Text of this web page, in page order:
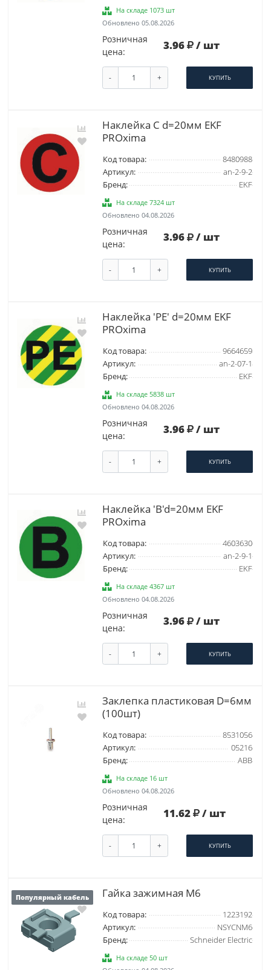
На складе 1073 шт
Обновлено 05.08.2026
Розничная
цена:
3.96 / шт
- + КУПИТЬ
Наклейка C d=20мм EKF
PROxima
Код товара:
8480988
Артикул:
an-2-9-2
Бренд:
EKF
На складе 7324 шт
Обновлено 04.08.2026
Розничная
цена:
3.96 / шт
- + КУПИТЬ
Наклейка 'PE' d=20мм EKF
PROxima
Код товара:
9664659
Артикул:
an-2-07-1
Бренд:
EKF
На складе 5838 шт
Обновлено 04.08.2026
Розничная
цена:
3.96 / шт
- + КУПИТЬ
Наклейка 'B'd=20мм EKF
PROxima
Код товара:
4603630
Артикул:
an-2-9-1
Бренд:
EKF
На складе 4367 шт
Обновлено 04.08.2026
Розничная
цена:
3.96 / шт
- + КУПИТЬ
Заклепка пластиковая D=6мм
(100шт)
Код товара:
8531056
Артикул:
05216
Бренд:
ABB
На складе 16 шт
Обновлено 04.08.2026
Розничная
цена:
11.62 / шт
- + КУПИТЬ
Популярный кабель Гайка зажимная M6
Код товара:
1223192
Артикул:
NSYCNM6
Бренд:
Schneider Electric
На складе 50 шт